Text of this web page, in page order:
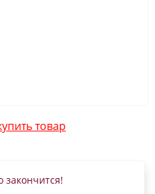
товар
закончится!